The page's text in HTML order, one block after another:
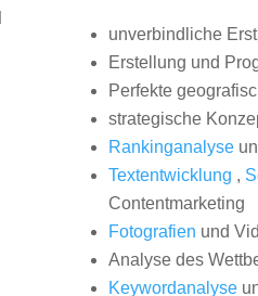
unverbindliche
Erstellung und
Perfekte
strategische
Rankinganalyse
Textentwicklung ,
Contentmarketing
Fotografien und
Analyse des
Keywordanalyse